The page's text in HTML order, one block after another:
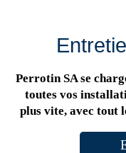
Perrotin SA se
toutes vos
plus vite, avec tout